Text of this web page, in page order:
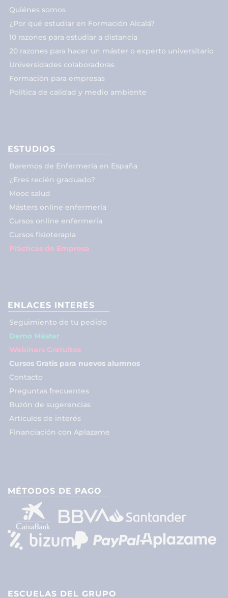
Quiénes somos
¿Por qué estudiar en Formación Alcalá?
10 razones para estudiar a distancia
20 razones para hacer un máster o experto universitario
Universidades colaboradoras
Formación para empresas
Política de calidad y medio ambiente
ESTUDIOS
Baremos de Enfermería en España
¿Eres recién graduado?
Mooc salud
Másters online enfermería
Cursos online enfermería
Cursos fisioterapia
Prácticas de Empresa
ENLACES INTERÉS
Seguimiento de tu pedido
Demo Máster
Webinars Gratuitos
Cursos Gratis para nuevos alumnos
Contacto
Preguntas frecuentes
Buzón de sugerencias
Artículos de interés
Financiación con Aplazame
MÉTODOS DE PAGO
ESCUELAS DEL GRUPO